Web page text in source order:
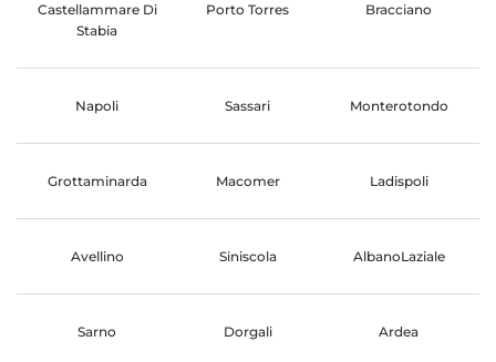
Castellammare Di
Stabia
Porto Torres Bracciano
Napoli Sassari Monterotondo
Grottaminarda Macomer Ladispoli
Avellino Siniscola AlbanoLaziale
Sarno Dorgali Ardea